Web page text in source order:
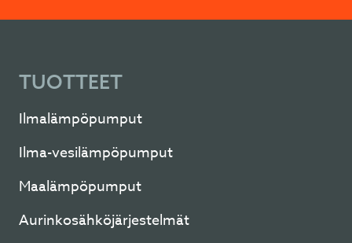
TUOTTEET
Ilmalämpöpumput
Ilma-vesilämpöpumput
Maalämpöpumput
Aurinkosähköjärjestelmät